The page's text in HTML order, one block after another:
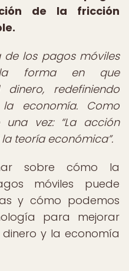
de la fricción
los pagos móviles
la forma en que
redefiniendo
economía. Como
una vez:
La acción
teoría económica .
sobre cómo la
móviles puede
y cómo podemos
para mejorar
y la economía